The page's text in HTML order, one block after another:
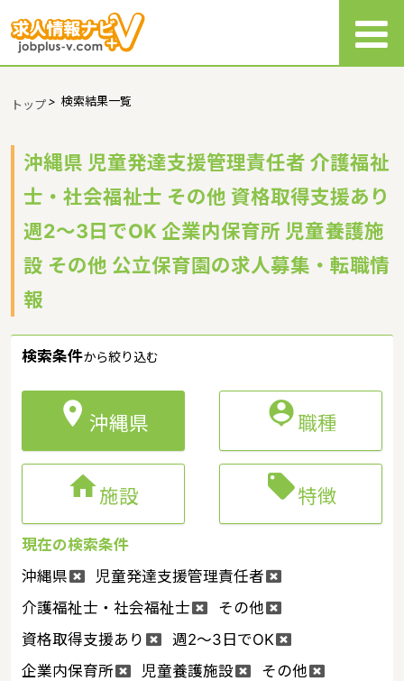
トップ> 検索結果一覧
沖縄県 児童発達支援管理責任者 介護福祉
士・社会福祉士 その他 資格取得支援あり
週2～3日でOK 企業内保育所 児童養護施
設 その他 公立保育園の求人募集・転職情
報
検索条件から絞り込む
 沖縄県 職種
施設 特徴
現在の検索条件
沖縄県
児童発達支援管理責任者
介護福祉士・社会福祉士
その他
資格取得支援あり
週2～3日でOK
企業内保育所
児童養護施設
その他